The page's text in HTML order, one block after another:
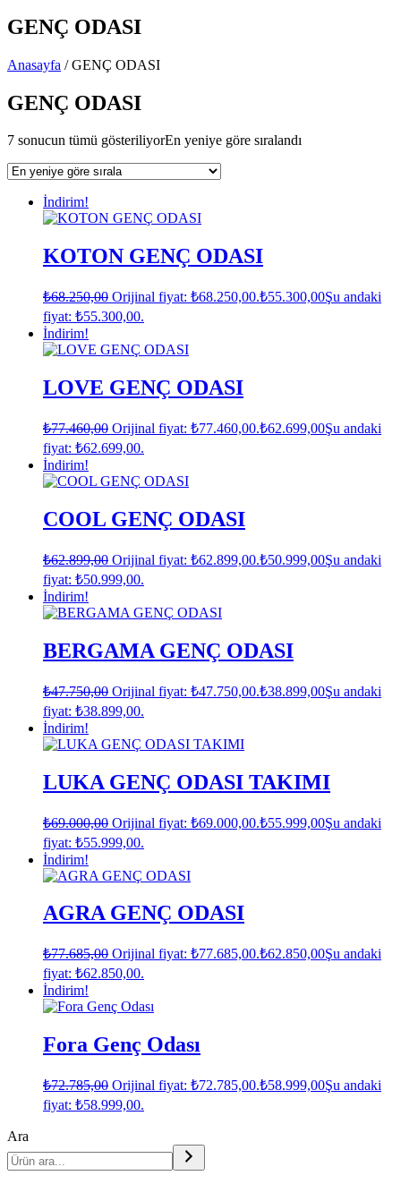
GENÇ ODASI
Anasayfa /GENÇ ODASI
GENÇ ODASI
7 sonucun tümü gösteriliyorEn yeniye göre sıralandı
İndirim!
KOTON GENÇ ODASI
₺68.250,00 Orijinal fiyat: ₺68.250,00.₺55.300,00Şu andaki
fiyat: ₺55.300,00.
İndirim!
LOVE GENÇ ODASI
₺77.460,00 Orijinal fiyat: ₺77.460,00.₺62.699,00Şu andaki
fiyat: ₺62.699,00.
İndirim!
COOL GENÇ ODASI
₺62.899,00 Orijinal fiyat: ₺62.899,00.₺50.999,00Şu andaki
fiyat: ₺50.999,00.
İndirim!
BERGAMA GENÇ ODASI
₺47.750,00 Orijinal fiyat: ₺47.750,00.₺38.899,00Şu andaki
fiyat: ₺38.899,00.
İndirim!
LUKA GENÇ ODASI TAKIMI
₺69.000,00 Orijinal fiyat: ₺69.000,00.₺55.999,00Şu andaki
fiyat: ₺55.999,00.
İndirim!
AGRA GENÇ ODASI
₺77.685,00 Orijinal fiyat: ₺77.685,00.₺62.850,00Şu andaki
fiyat: ₺62.850,00.
İndirim!
Fora Genç Odası
₺72.785,00 Orijinal fiyat: ₺72.785,00.₺58.999,00Şu andaki
fiyat: ₺58.999,00.
Ara